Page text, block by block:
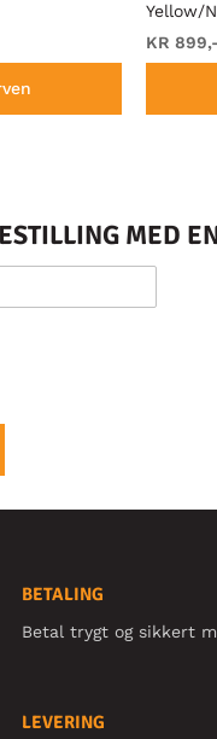
Yellow/
KR 899,-
MED
BETALING
Betal trygt og sikkert
LEVERING